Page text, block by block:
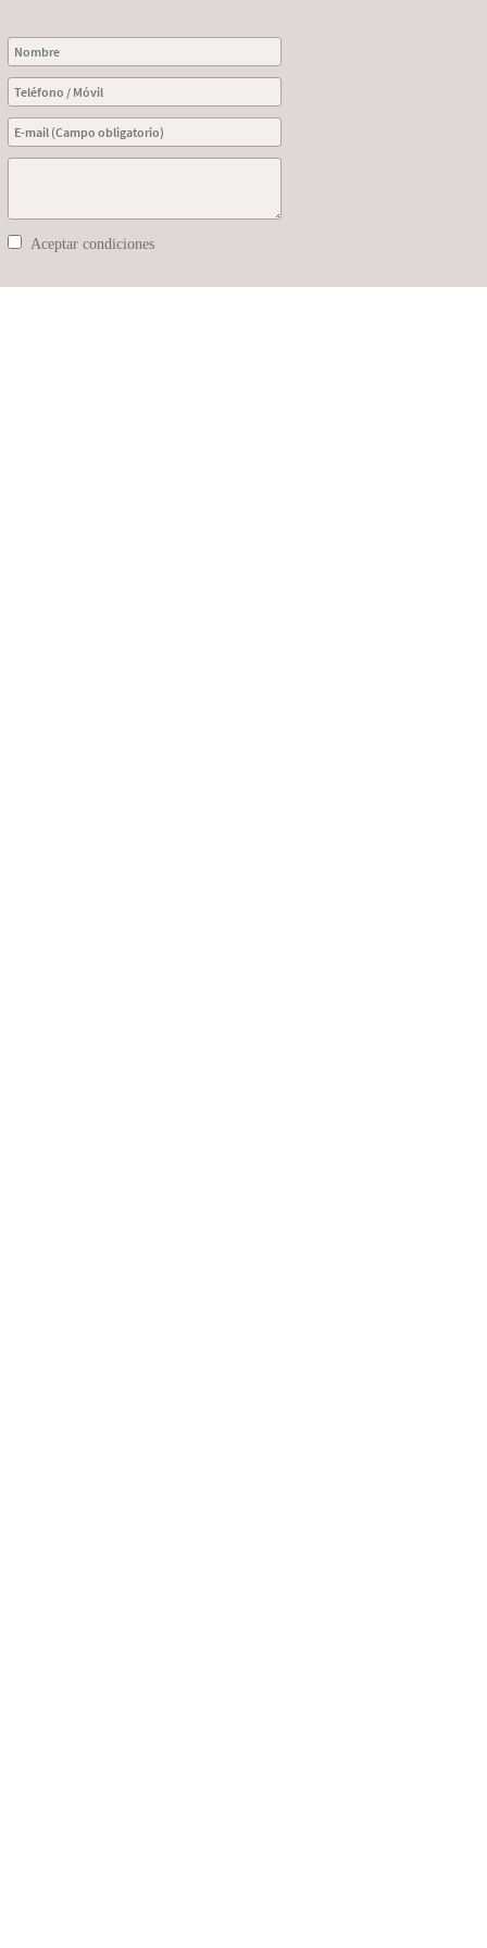
Aceptar condiciones